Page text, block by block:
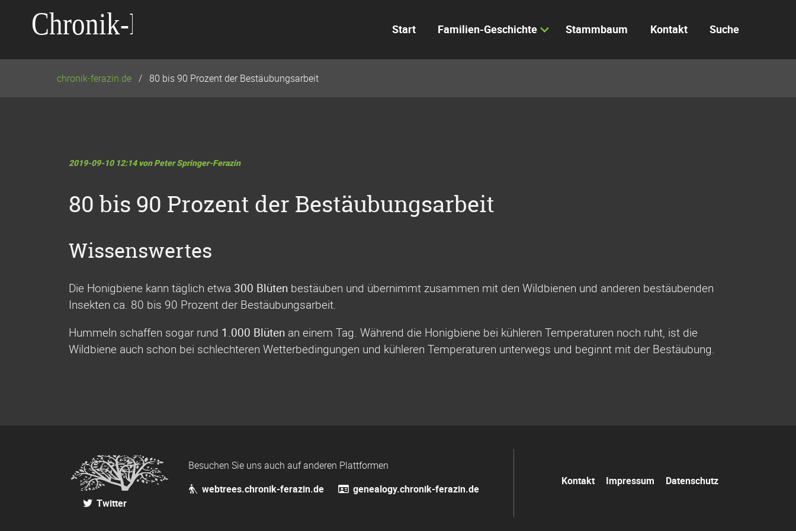
überspringen
Start Familien-Geschichte Stammbaum Kontakt Suche
chronik-ferazin.de 80 bis 90 Prozent der Bestäubungsarbeit
2019-09-10 12:14von Peter Springer-Ferazin
80 bis 90 Prozent der Bestäubungsarbeit
Wissenswertes
Die Honigbiene kann täglich etwa 300 Blüten bestäuben und übernimmt zusammen mit den Wildbienen und anderen bestäubenden
Insekten ca. 80 bis 90 Prozent der Bestäubungsarbeit.
Hummeln schaffen sogar rund 1.000 Blüten an einem Tag. Während die Honigbiene bei kühleren Temperaturen noch ruht, ist die
Wildbiene auch schon bei schlechteren Wetterbedingungen und kühleren Temperaturen unterwegs und beginnt mit der Bestäubung.
Besuchen Sie uns auch auf anderen Plattformen
webtrees.chronik-ferazin.de
genealogy.chronik-ferazin.de
Twitter
Kontakt Impressum Datenschutz